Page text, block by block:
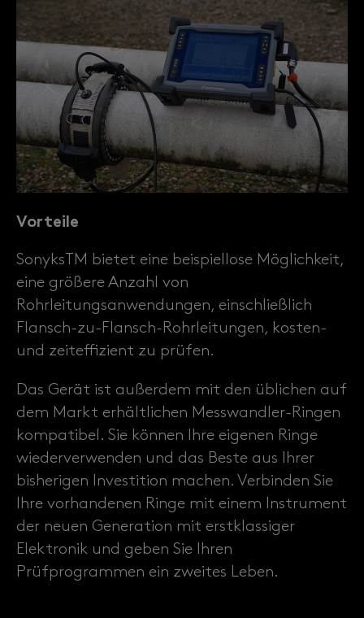
Vorteile
SonyksTM bietet eine beispiellose Möglichkeit,
eine größere Anzahl von
Rohrleitungsanwendungen, einschließlich
Flansch-zu-Flansch-Rohrleitungen, kosten-
und zeiteffizient zu prüfen.
Das Gerät ist außerdem mit den üblichen auf
dem Markt erhältlichen Messwandler-Ringen
kompatibel. Sie können Ihre eigenen Ringe
wiederverwenden und das Beste aus Ihrer
bisherigen Investition machen. Verbinden Sie
Ihre vorhandenen Ringe mit einem Instrument
der neuen Generation mit erstklassiger
Elektronik und geben Sie Ihren
Prüfprogrammen ein zweites Leben.